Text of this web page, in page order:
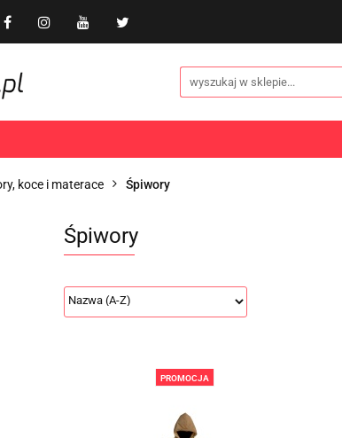
fitness Trampoliny i akcesoria
NOWOŚCI
koce i materace Śpiwory
Śpiwory
PROMOCJA